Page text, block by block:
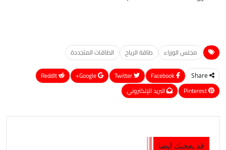
مجلس الوزراء طاقة الرياح الطاقات المتجددة
Share
Google+
ReddIt
Pinterest
البريد الإلكتروني
قد يعجبك ايضا